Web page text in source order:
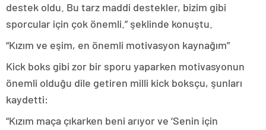
destek oldu. Bu tarz maddi destekler, bizim gibi
sporcular için çok önemli.” şeklinde konuştu.
“Kızım ve eşim, en önemli motivasyon kaynağım”
Kick boks gibi zor bir sporu yaparken motivasyonun
önemli olduğu dile getiren milli kick boksçu, şunları
kaydetti:
“Kızım maça çıkarken beni arıyor ve ‘Senin için